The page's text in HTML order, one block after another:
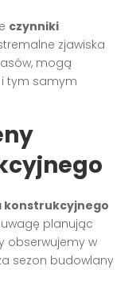
czynniki
zjawiska
mogą
tym samym
konstrukcyjnego
planując
obserwujemy w
sezon budowlany